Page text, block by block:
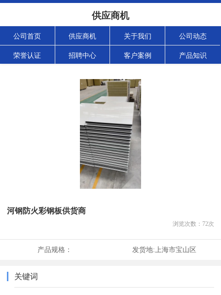
供应商机
公司首页 供应商机 关于我们 公司动态
荣誉认证 招聘中心 客户案例 产品知识
河钢防火彩钢板供货商
浏览次数： 72次
产品规格： 发货地: 上海市宝山区
关键词